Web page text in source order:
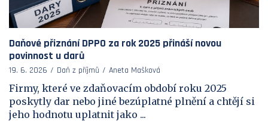
Daňové přiznání DPPO za rok 2025 přináší novou
povinnost u darů
19. 6. 2026 Daň z příjmů Aneta Mašková
Firmy, které ve zdaňovacím období roku 2025
poskytly dar nebo jiné bezúplatné plnění a chtějí si
jeho hodnotu uplatnit jako ...